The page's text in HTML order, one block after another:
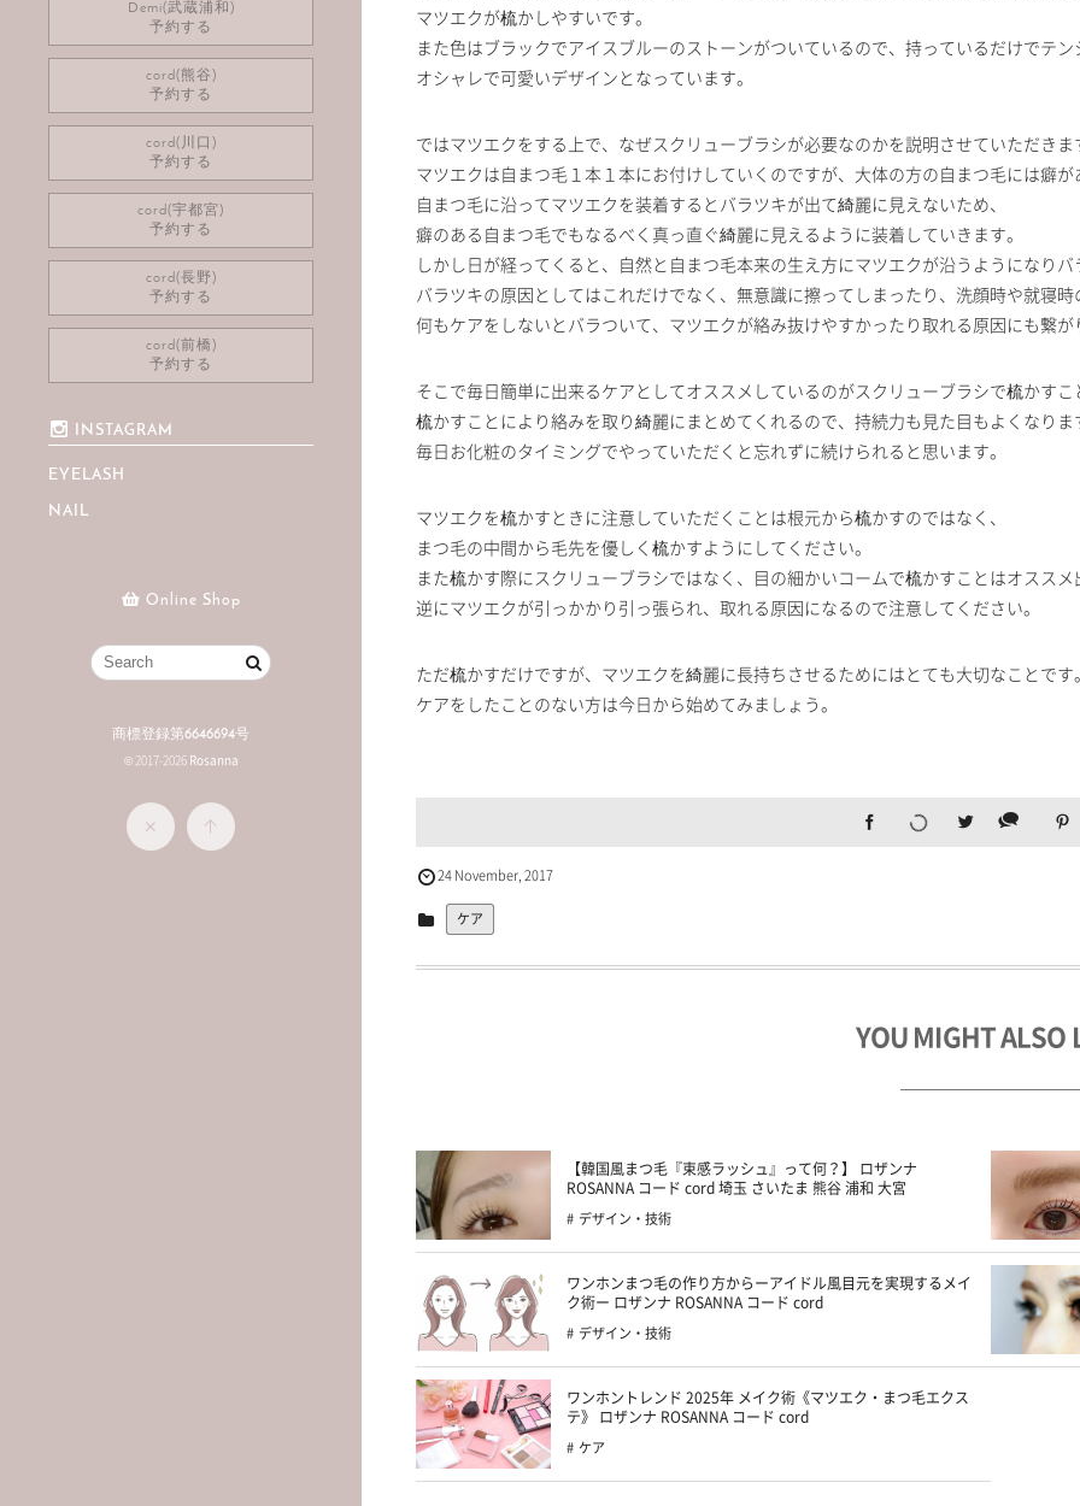
Demi(武蔵浦和)
予約する
cord(熊谷)
予約する
cord(川口)
予約する
cord(宇都宮)
予約する
cord(長野)
予約する
cord(前橋)
予約する
INSTAGRAM
EYELASH
NAIL
Online Shop
商標登録第6646694号
© 2017-2026 Rosanna
マツエクが梳かしやすいです。
また色はブラックでアイスブルーのストーンがついているので、持っているだけでテン
オシャレで可愛いデザインとなっています。
ではマツエクをする上で、なぜスクリューブラシが必要なのかを説明させていただきま
マツエクは自まつ毛１本１本にお付けしていくのですが、大体の方の自まつ毛には癖が
自まつ毛に沿ってマツエクを装着するとバラツキが出て綺麗に見えないため、
癖のある自まつ毛でもなるべく真っ直ぐ綺麗に見えるように装着していきます。
しかし日が経ってくると、自然と自まつ毛本来の生え方にマツエクが沿うようになりバ
バラツキの原因としてはこれだけでなく、無意識に擦ってしまったり、洗顔時や就寝
何もケアをしないとバラついて、マツエクが絡み抜けやすかったり取れる原因にも繋が
そこで毎日簡単に出来るケアとしてオススメしているのがスクリューブラシで梳かすこ
梳かすことにより絡みを取り綺麗にまとめてくれるので、持続力も見た目もよくなりま
毎日お化粧のタイミングでやっていただくと忘れずに続けられると思います。
マツエクを梳かすときに注意していただくことは根元から梳かすのではなく、
まつ毛の中間から毛先を優しく梳かすようにしてください。
また梳かす際にスクリューブラシではなく、目の細かいコームで梳かすことはオススメ
逆にマツエクが引っかかり引っ張られ、取れる原因になるので注意してください。
ただ梳かすだけですが、マツエクを綺麗に長持ちさせるためにはとても大切なことです。
ケアをしたことのない方は今日から始めてみましょう。
24November,2017
ケア
YOU MIGHT ALSO
【韓国風まつ毛『束感ラッシュ』って何？】 ロザンナ
ROSANNA コード cord 埼玉 さいたま 熊谷 浦和 大宮
デザイン・技術
ワンホンまつ毛の作り方からーアイドル風目元を実現するメイ
ク術ー ロザンナ ROSANNA コード cord
デザイン・技術
ワンホントレンド 2025年 メイク術《マツエク・まつ毛エクス
テ》 ロザンナ ROSANNA コード cord
ケア